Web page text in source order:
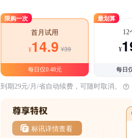
限购一次
首月试用
¥14.9 ¥39
每日仅0.48元
最划算
12
¥
每日
到期29元/月/省自动续费，可随时取消。
标讯详情查看